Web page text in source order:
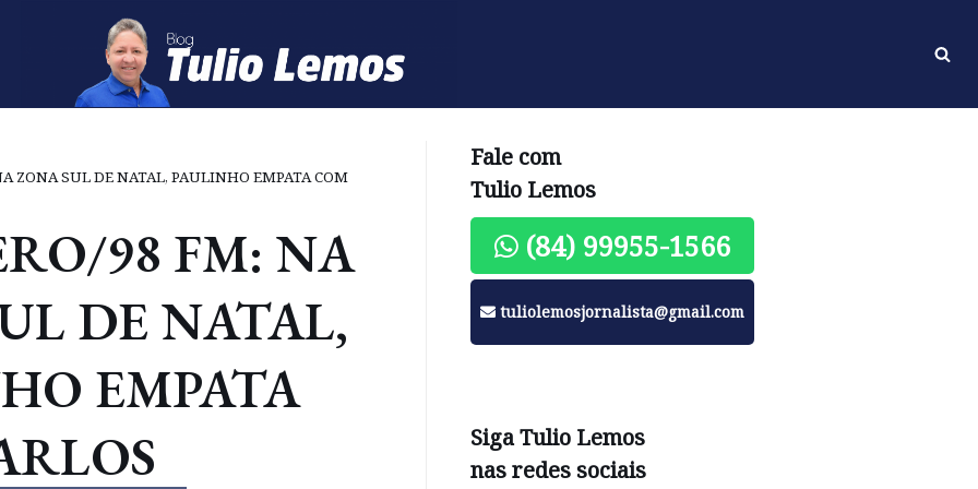
ZONA SUL DE NATAL, PAULINHO EMPATA COM
98 FM: NA
DE NATAL,
EMPATA
Fale com
Tulio Lemos
(84) 99955-1566
tuliolemosjornalista@gmail.com
Siga Tulio Lemos
nas redes sociais